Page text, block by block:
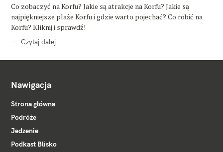
O
R
I
Co zobaczyć na Korfu? Jakie są atrakcje na Korfu? Jakie są
najpiękniejsze plaże Korfu i gdzie warto pojechać? Co robić na
Korfu? Kliknij i sprawdź!
Czytaj dalej
Nawigacja
Strona główna
Podróże
Jedzenie
Podkast Blisko